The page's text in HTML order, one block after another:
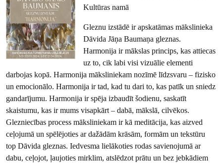
Kultūras namā
Gleznu izstādē ir apskatāmas mākslinieka
Dāvida Jāņa Baumaņa gleznas.
Harmonija ir mākslas princips, kas attiecas
uz to, cik labi visi vizuālie elementi
darbojas kopā. Harmonija māksliniekam nozīmē līdzsvaru – fizisko
un emocionālo. Harmonija ir tad, kad tu dari to, kas patīk un sniedz
gandarījumu. Harmonija ir spēja izbaudīt šodienu, saskatīt
skaistumu, kas ir mums visapkārt – dabā, mākslā, cilvēkos.
Glezniecības process māksliniekam ir kā meditācija, kas aizved
ceļojumā un spēlējoties ar dažādām krāsām, formām un tekstūru
top Dāvida gleznas. Iedvesma lielākoties rodas savienojumā ar
dabu, ceļojot, ļaujoties mirklim, atslēdzot prātu un bez jebkādiem